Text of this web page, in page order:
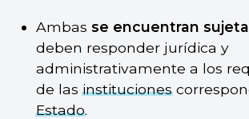
Ambas se encuentran
deben responder jurídica y
administrativamente a los
de lasinstituciones
Estado.